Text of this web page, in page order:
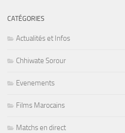
CATÉGORIES
Actualités et Infos
Chhiwate Sorour
Evenements
Films Marocains
Matchs en direct